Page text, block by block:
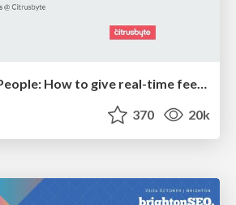
Building Better People: How to give real-time feedback that sticks.
370 20k